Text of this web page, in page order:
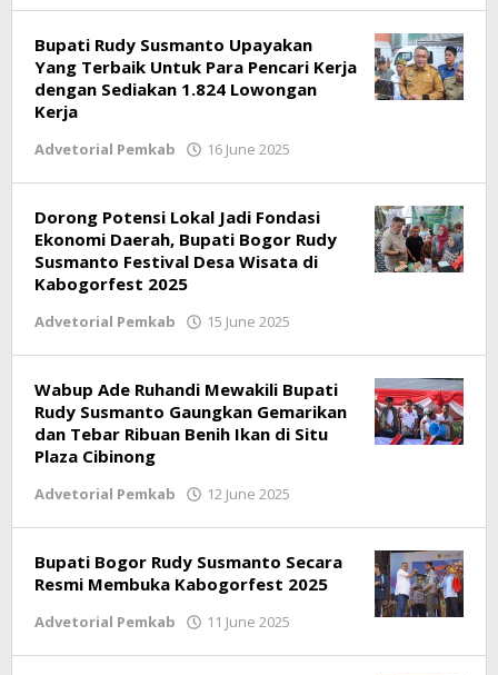
Bupati Rudy Susmanto Upayakan
Yang Terbaik Untuk Para Pencari Kerja
dengan Sediakan 1.824 Lowongan
Kerja
Advetorial Pemkab 16 June 2025
Dorong Potensi Lokal Jadi Fondasi
Ekonomi Daerah, Bupati Bogor Rudy
Susmanto Festival Desa Wisata di
Kabogorfest 2025
Advetorial Pemkab 15 June 2025
Wabup Ade Ruhandi Mewakili Bupati
Rudy Susmanto Gaungkan Gemarikan
dan Tebar Ribuan Benih Ikan di Situ
Plaza Cibinong
Advetorial Pemkab 12 June 2025
Bupati Bogor Rudy Susmanto Secara
Resmi Membuka Kabogorfest 2025
Advetorial Pemkab 11 June 2025